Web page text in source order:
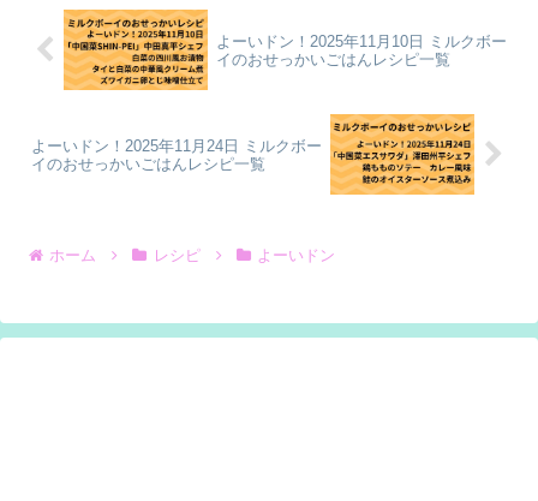
よーいドン！2025年11月10日 ミルクボー
イのおせっかいごはんレシピ一覧
よーいドン！2025年11月24日 ミルクボー
イのおせっかいごはんレシピ一覧
ホーム レシピ よーいドン